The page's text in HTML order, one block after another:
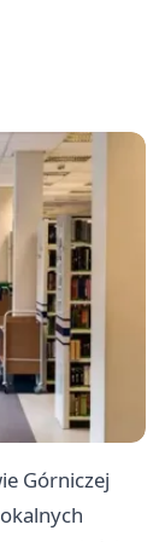
Górniczej